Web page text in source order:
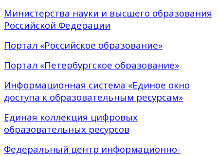
Министерства науки и высшего образования
Российской Федерации
Портал «Российское образование»
Портал «Петербургское образование»
Информационная система «Единое окно
доступа к образовательным ресурсам»
Единая коллекция цифровых
образовательных ресурсов
Федеральный центр информационно-